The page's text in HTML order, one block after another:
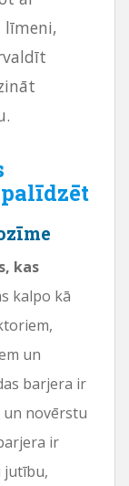
līmeni,
kas
kalpo kā
un
barjera ir
un novērstu
ir
jutību,